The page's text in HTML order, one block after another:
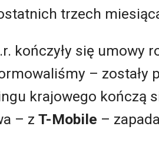
trzech
kończyły się umowy
– zostały
krajowego kończą
– z T-Mobile ­–